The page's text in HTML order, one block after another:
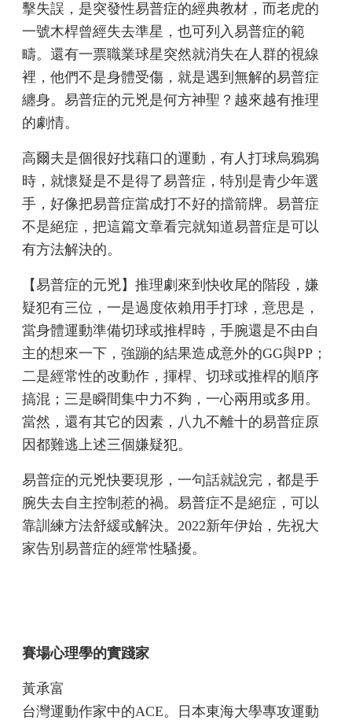
擊失誤，是突發性易普症的經典教材，而老虎的
一號木桿曾經失去準星，也可列入易普症的範
疇。還有一票職業球星突然就消失在人群的視線
裡，他們不是身體受傷，就是遇到無解的易普症
纏身。易普症的元兇是何方神聖？越來越有推理
的劇情。
高爾夫是個很好找藉口的運動，有人打球烏鴉鴉
時，就懷疑是不是得了易普症，特別是青少年選
手，好像把易普症當成打不好的擋箭牌。易普症
不是絕症，把這篇文章看完就知道易普症是可以
有方法解決的。
【易普症的元兇】推理劇來到快收尾的階段，嫌
疑犯有三位，一是過度依賴用手打球，意思是，
當身體運動準備切球或推桿時，手腕還是不由自
主的想來一下，強蹦的結果造成意外的GG與PP；
二是經常性的改動作，揮桿、切球或推桿的順序
搞混；三是瞬間集中力不夠，一心兩用或多用。
當然，還有其它的因素，八九不離十的易普症原
因都難逃上述三個嫌疑犯。
易普症的元兇快要現形，一句話就說完，都是手
腕失去自主控制惹的禍。易普症不是絕症，可以
靠訓練方法舒緩或解決。2022新年伊始，先祝大
家告別易普症的經常性騷擾。
賽場心理學的實踐家
黃承富
台灣運動作家中的ACE。日本東海大學專攻運動